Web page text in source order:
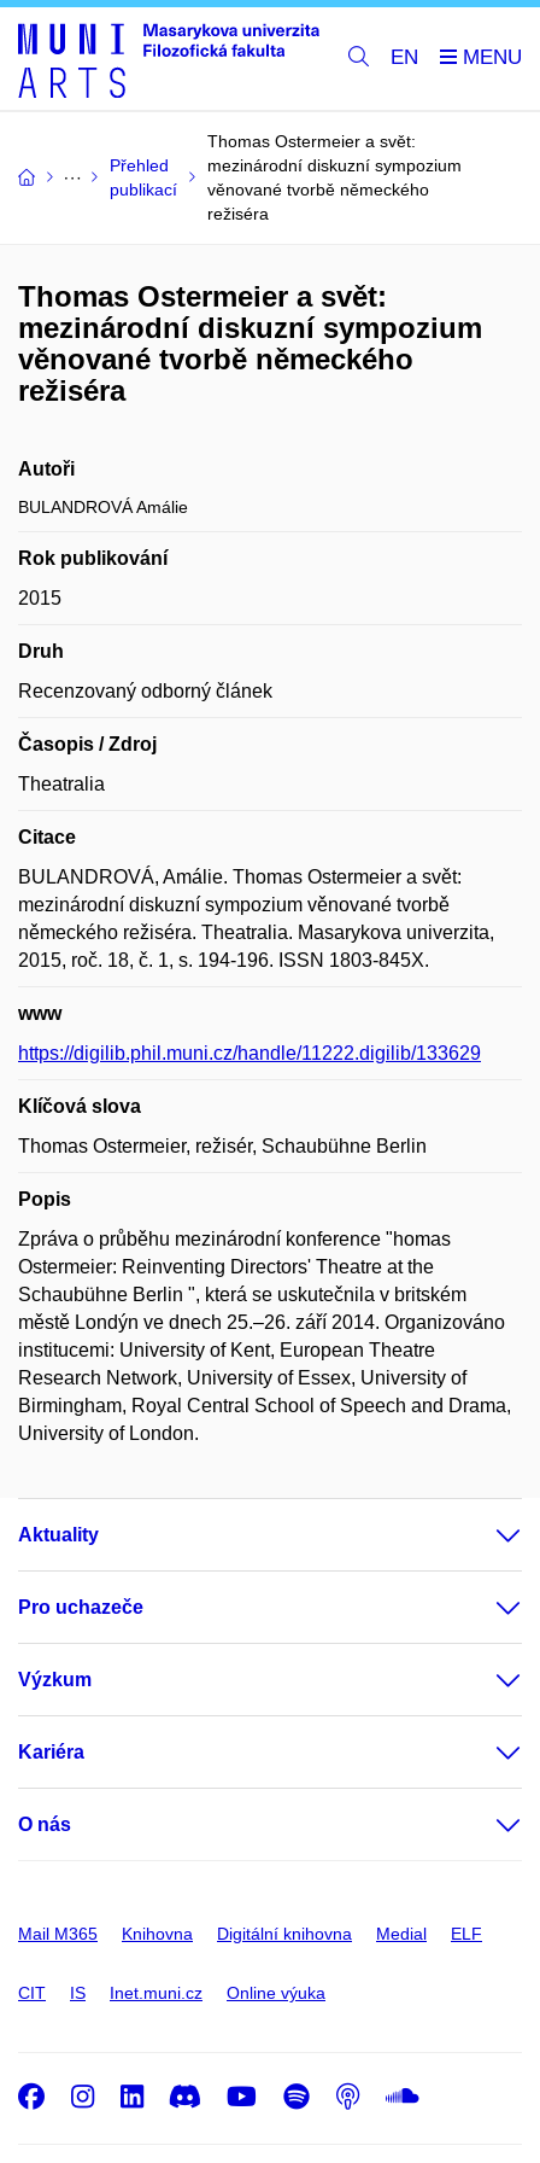
EN
Přehled
publikací
Thomas Ostermeier a svět:
mezinárodní diskuzní sympozium
věnované tvorbě německého
režiséra
Thomas Ostermeier a svět:
mezinárodní diskuzní sympozium
věnované tvorbě německého
režiséra
Autoři
BULANDROVÁ Amálie
Rok publikování
2015
Druh
Recenzovaný odborný článek
Časopis / Zdroj
Theatralia
Citace
BULANDROVÁ, Amálie. Thomas Ostermeier a svět:
mezinárodní diskuzní sympozium věnované tvorbě
německého režiséra. Theatralia. Masarykova univerzita,
2015, roč. 18, č. 1, s. 194-196. ISSN 1803-845X.
www
https://digilib.phil.muni.cz/handle/11222.digilib/133629
Klíčová slova
Thomas Ostermeier, režisér, Schaubühne Berlin
Popis
Zpráva o průběhu mezinárodní konference "homas
Ostermeier: Reinventing Directors' Theatre at the
Schaubühne Berlin ", která se uskutečnila v britském
městě Londýn ve dnech 25.–26. září 2014. Organizováno
institucemi: University of Kent, European Theatre
Research Network, University of Essex, University of
Birmingham, Royal Central School of Speech and Drama,
University of London.
Aktuality
Pro uchazeče
Výzkum
Kariéra
O nás
Mail M365 Knihovna Digitální knihovna Medial ELF
CIT IS Inet.muni.cz Online výuka
Facebook
Instagram
LinkedIn
DiscordYoutube
Spotify
Podcast